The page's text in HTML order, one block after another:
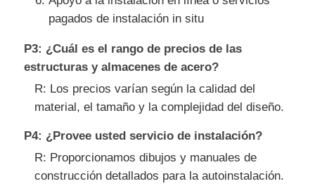
pagados de instalación in situ
P3: ¿Cuál es el rango de precios de las
estructuras y almacenes de acero?
R: Los precios varían según la calidad del
material, el tamaño y la complejidad del diseño.
P4: ¿Provee usted servicio de instalación?
R: Proporcionamos dibujos y manuales de
construcción detallados para la autoinstalación.